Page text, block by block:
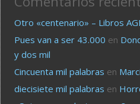
Otro «centenario» – Libros
Pues van a ser 43.000 en
y dos mil
Cincuenta mil palabras en
diecisiete mil palabras en